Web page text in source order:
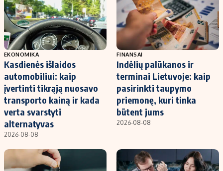
EKONOMIKA
Kasdienės išlaidos
automobiliui: kaip
įvertinti tikrąją nuosavo
transporto kainą ir kada
verta svarstyti
alternatyvas
2026-08-08
FINANSAI
Indėlių palūkanos ir
terminai Lietuvoje: kaip
pasirinkti taupymo
priemonę, kuri tinka
būtent jums
2026-08-08